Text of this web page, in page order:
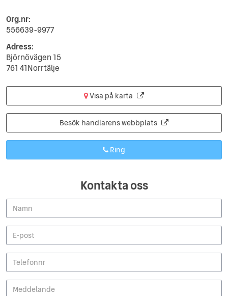
Org.nr:
556639-9977
Adress:
Björnövägen 15
761 41Norrtälje
Visa på karta
Besök handlarens webbplats
Ring
Kontakta oss